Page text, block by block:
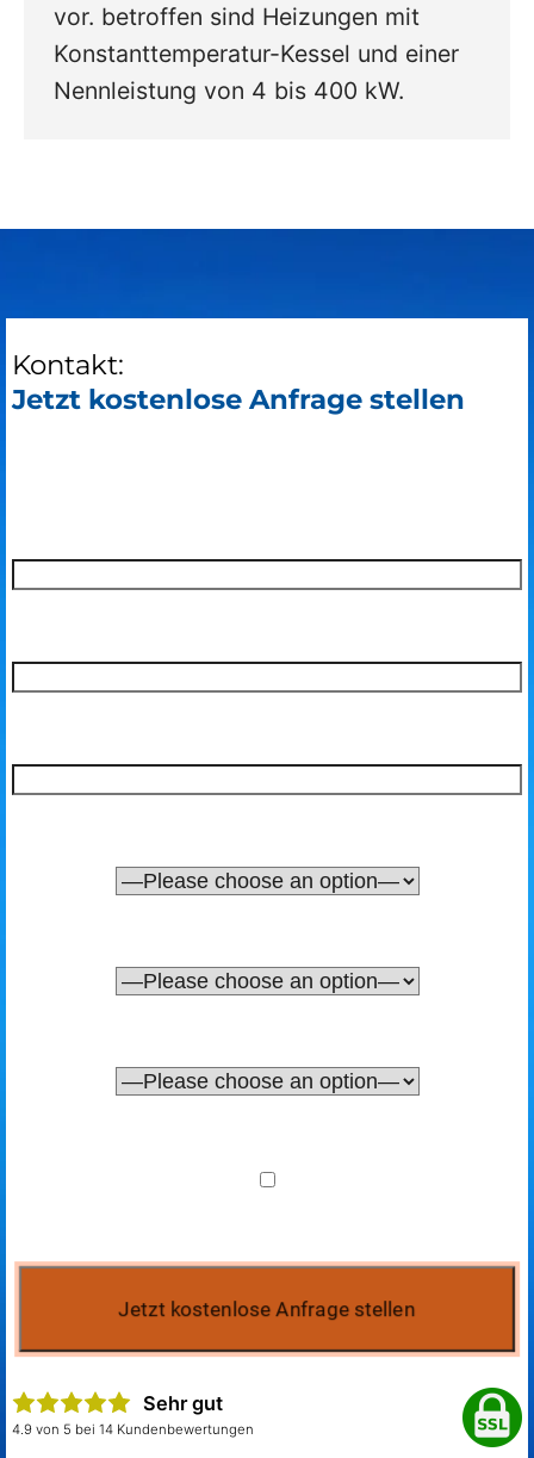
vor. betroffen sind Heizungen mit
Konstanttemperatur-Kessel und einer
Nennleistung von 4 bis 400 kW.
Kontakt:
Jetzt kostenlose Anfrage stellen
Sehr gut
4.9 von 5 bei 14 Kundenbewertungen